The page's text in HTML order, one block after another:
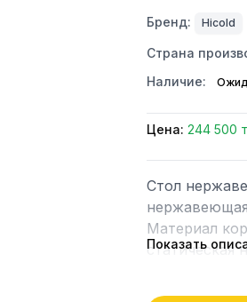
Бренд: Hicold
Страна
Наличие:
Цена: 244 500
Стол
Материал
статическая
Показать